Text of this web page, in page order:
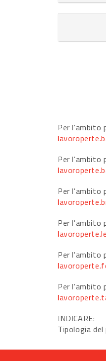
Per l'ambito
Per l'ambito
Per l'ambito
Per l'ambito
Per l'ambito
Per l'ambito
INDICARE:
Tipologia